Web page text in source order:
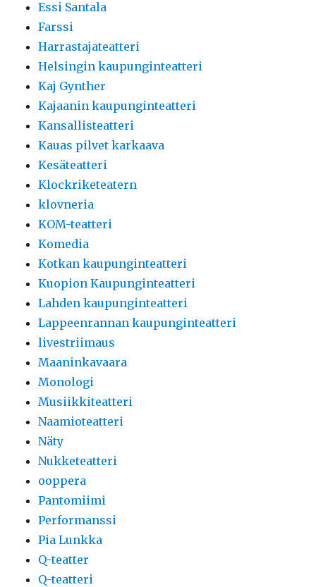
Essi Santala
Farssi
Harrastajateatteri
Helsingin kaupunginteatteri
Kaj Gynther
Kajaanin kaupunginteatteri
Kansallisteatteri
Kauas pilvet karkaava
Kesäteatteri
Klockriketeatern
klovneria
KOM-teatteri
Komedia
Kotkan kaupunginteatteri
Kuopion Kaupunginteatteri
Lahden kaupunginteatteri
Lappeenrannan kaupunginteatteri
livestriimaus
Maaninkavaara
Monologi
Musiikkiteatteri
Naamioteatteri
Näty
Nukketeatteri
ooppera
Pantomiimi
Performanssi
Pia Lunkka
Q-teatter
Q-teatteri